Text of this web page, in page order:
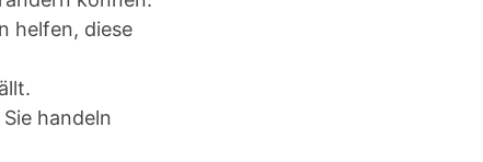
helfen, diese
handeln